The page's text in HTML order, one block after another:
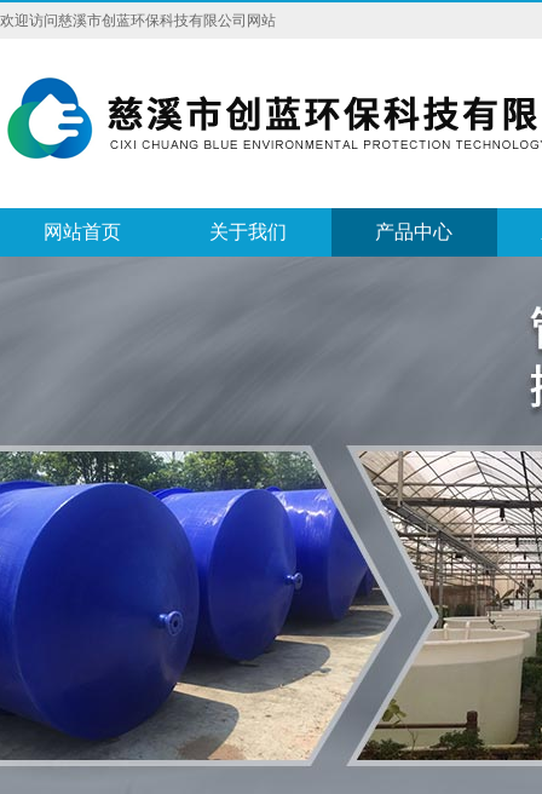
欢迎访问慈溪市创蓝环保科技有限公司网站
网站首页 关于我们 产品中心